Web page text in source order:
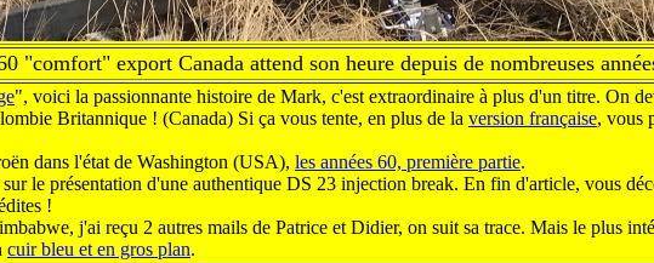
"comfort" export Canada attend son heure depuis de nombreuses
", voici la passionnante histoire de Mark, c'est extraordinaire à plus d'un titre. On
Britannique ! (Canada) Si ça vous tente, en plus de la version française, vous
dans l'état de Washington (USA), les années 60, première partie.
le présentation d'une authentique DS 23 injection break. En fin d'article, vous
!
j'ai reçu 2 autres mails de Patrice et Didier, on suit sa trace. Mais le plus
cuir bleu et en gros plan.